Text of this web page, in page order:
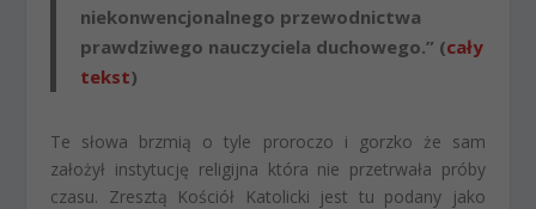
niekonwencjonalnego przewodnictwa
prawdziwego nauczyciela duchowego.” (cały
tekst)
Te słowa brzmią o tyle proroczo i gorzko że sam
założył instytucję religijna która nie przetrwała próby
czasu. Zresztą Kościół Katolicki jest tu podany jako